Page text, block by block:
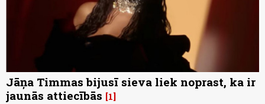
Jāņa Timmas bijusī sieva liek noprast, ka ir
jaunās attiecībās 1